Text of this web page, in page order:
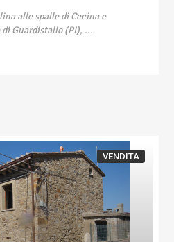
alle spalle di Cecina e
Guardistallo (PI), ...
VENDITA